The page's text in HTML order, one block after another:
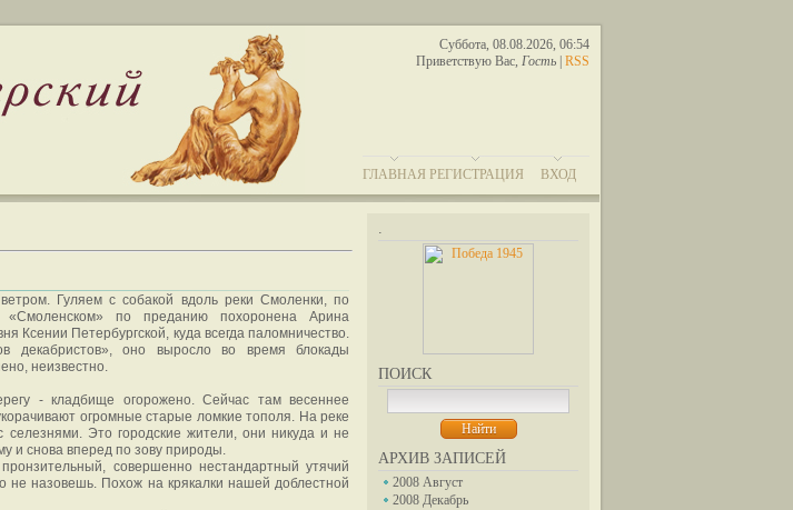
Суббота, 08.08.2026, 06:54
Приветствую Вас, Гость RSS
ГЛАВНАЯ РЕГИСТРАЦИЯ ВХОД
.
ПОИСК
АРХИВ ЗАПИСЕЙ
2008 Август
2008 Декабрь
Гуляем с собакой вдоль реки Смоленки, по
по преданию похоронена Арина
Ксении Петербургской, куда всегда паломничество.
декабристов», оно выросло во время блокады
неизвестно.
- кладбище огорожено. Сейчас там весеннее
огромные старые ломкие тополя. На реке
селезнями. Это городские жители, они никуда и не
и снова вперед по зову природы.
совершенно нестандартный утячий
не назовешь. Похож на крякалки нашей доблестной